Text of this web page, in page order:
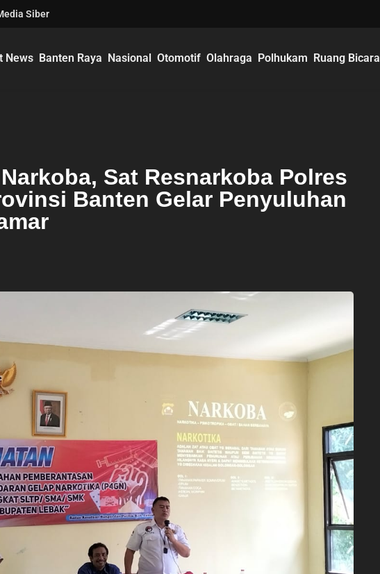
Siber
News Banten Raya Nasional Otomotif Olahraga Polhukam Ruang Bicara
Sat Resnarkoba Polres
Banten Gelar Penyuluhan